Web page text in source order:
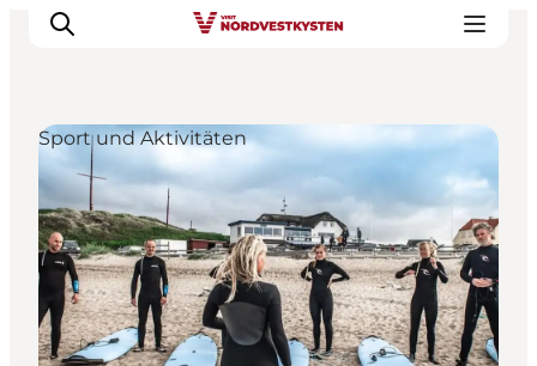
Urlaubsorte
Inspiration
Events
Unterkunft
Mach deine Urlaubsplanung
Sport und Aktivitäten